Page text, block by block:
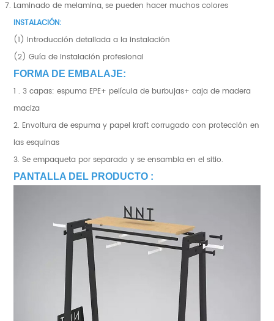
Laminado de melamina, se pueden hacer muchos colores
INSTALACIÓN:
(1) Introducción detallada a la instalación
(2) Guía de instalación profesional
FORMA DE EMBALAJE:
1 . 3 capas: espuma EPE+ película de burbujas+ caja de madera
maciza
2. Envoltura de espuma y papel kraft corrugado con protección en
las esquinas
3. Se empaqueta por separado y se ensambla en el sitio.
PANTALLA DEL PRODUCTO :